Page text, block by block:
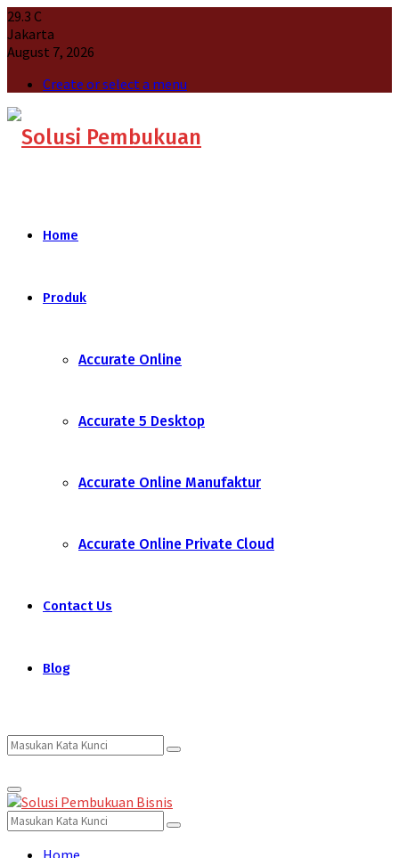
29.3 C
Jakarta
August 7, 2026
Create or select a menu
Home
Produk
Accurate Online
Accurate 5 Desktop
Accurate Online Manufaktur
Accurate Online Private Cloud
Contact Us
Blog
Search
for:
Search
Primary
Menu
Search
for:
Search
Home